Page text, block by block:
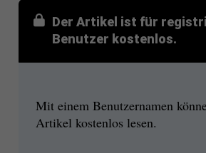
Der Artikel ist für
Benutzer kostenlos.
Mit einem Benutzernamen
Artikel kostenlos lesen.